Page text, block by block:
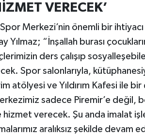
VERECEK’
Merkezi’nin önemli bir ihtiyacı
Yılmaz; “İnşallah burası
ders çalışıp
Spor salonlarıyla,
atölyesi ve Yıldırım Kafesi ile bir
sadece Piremir’e değil,
hizmet verecek. Şu anda imalat
aralıksız şekilde devam